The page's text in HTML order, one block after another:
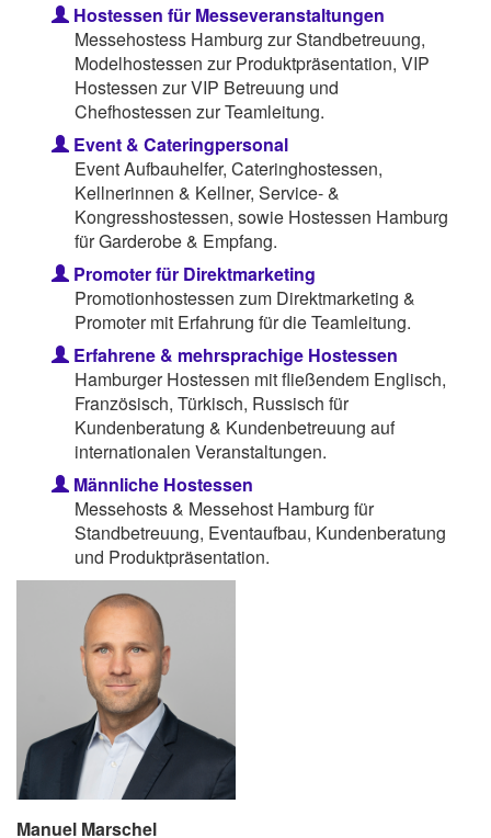
Hostessen für Messeveranstaltungen
Messehostess Hamburg zur Standbetreuung,
Modelhostessen zur Produktpräsentation, VIP
Hostessen zur VIP Betreuung und
Chefhostessen zur Teamleitung.
Event & Cateringpersonal
Event Aufbauhelfer, Cateringhostessen,
Kellnerinnen & Kellner, Service- &
Kongresshostessen, sowie Hostessen Hamburg
für Garderobe & Empfang.
Promoter für Direktmarketing
Promotionhostessen zum Direktmarketing &
Promoter mit Erfahrung für die Teamleitung.
Erfahrene & mehrsprachige Hostessen
Hamburger Hostessen mit fließendem Englisch,
Französisch, Türkisch, Russisch für
Kundenberatung & Kundenbetreuung auf
internationalen Veranstaltungen.
Männliche Hostessen
Messehosts & Messehost Hamburg für
Standbetreuung, Eventaufbau, Kundenberatung
und Produktpräsentation.
Manuel Marschel